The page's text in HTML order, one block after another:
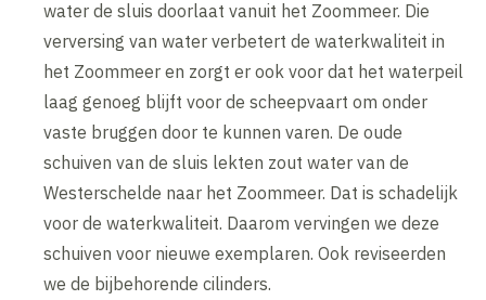
water de sluis doorlaat vanuit het Zoommeer. Die
verversing van water verbetert de waterkwaliteit in
het Zoommeer en zorgt er ook voor dat het waterpeil
laag genoeg blijft voor de scheepvaart om onder
vaste bruggen door te kunnen varen. De oude
schuiven van de sluis lekten zout water van de
Westerschelde naar het Zoommeer. Dat is schadelijk
voor de waterkwaliteit. Daarom vervingen we deze
schuiven voor nieuwe exemplaren. Ook reviseerden
we de bijbehorende cilinders.